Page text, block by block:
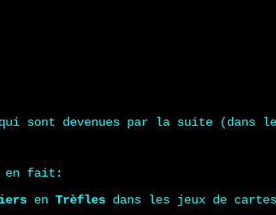
sont devenues par la suite (dans
en fait:
en Trèfles dans les jeux de